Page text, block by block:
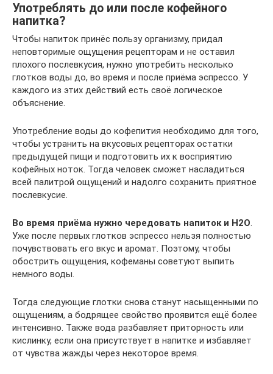
Употреблять до или после кофейного
напитка?
Чтобы напиток принёс пользу организму, придал
неповторимые ощущения рецепторам и не оставил
плохого послевкусия, нужно употребить несколько
глотков воды до, во время и после приёма эспрессо. У
каждого из этих действий есть своё логическое
объяснение.
Употребление воды до кофепития необходимо для того,
чтобы устранить на вкусовых рецепторах остатки
предыдущей пищи и подготовить их к восприятию
кофейных ноток. Тогда человек сможет насладиться
всей палитрой ощущений и надолго сохранить приятное
послевкусие.
Во время приёма нужно чередовать напиток и H2O.
Уже после первых глотков эспрессо нельзя полностью
почувствовать его вкус и аромат. Поэтому, чтобы
обострить ощущения, кофеманы советуют выпить
немного воды.
Тогда следующие глотки снова станут насыщенными по
ощущениям, а бодрящее свойство проявится ещё более
интенсивно. Также вода разбавляет приторность или
кислинку, если она присутствует в напитке и избавляет
от чувства жажды через некоторое время.